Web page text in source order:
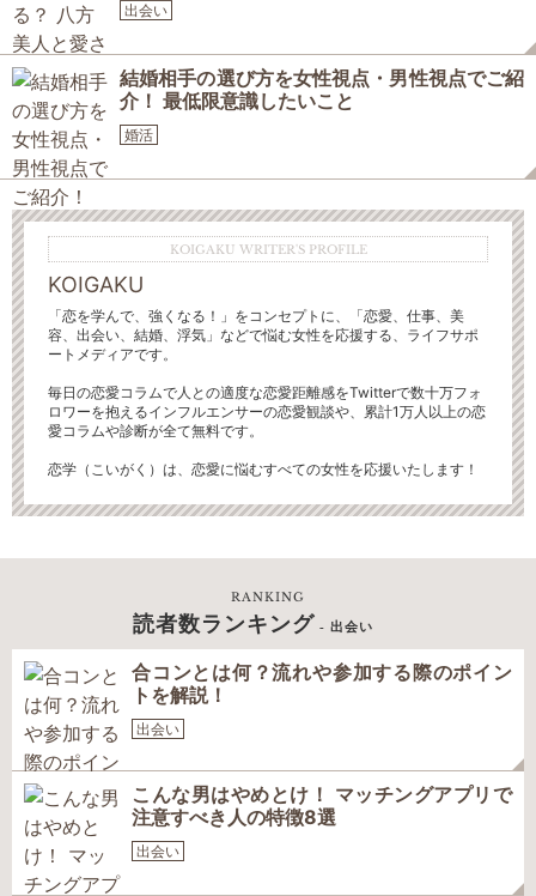
出会い
結婚相手の選び方を女性視点・男性視点でご紹
介！ 最低限意識したいこと
婚活
KOIGAKU WRITER'S PROFILE
KOIGAKU
「恋を学んで、強くなる！」をコンセプトに、「恋愛、仕事、美
容、出会い、結婚、浮気」などで悩む女性を応援する、ライフサポ
ートメディアです。
毎日の恋愛コラムで人との適度な恋愛距離感をTwitterで数十万フォ
ロワーを抱えるインフルエンサーの恋愛観談や、累計1万人以上の恋
愛コラムや診断が全て無料です。
恋学（こいがく）は、恋愛に悩むすべての女性を応援いたします！
RANKING
読者数ランキング - 出会い
合コンとは何？流れや参加する際のポイン
トを解説！
出会い
こんな男はやめとけ！ マッチングアプリで
注意すべき人の特徴8選
出会い